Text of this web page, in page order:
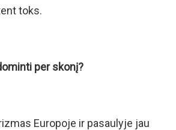
toks.
per skonį?
Europoje ir pasaulyje jau